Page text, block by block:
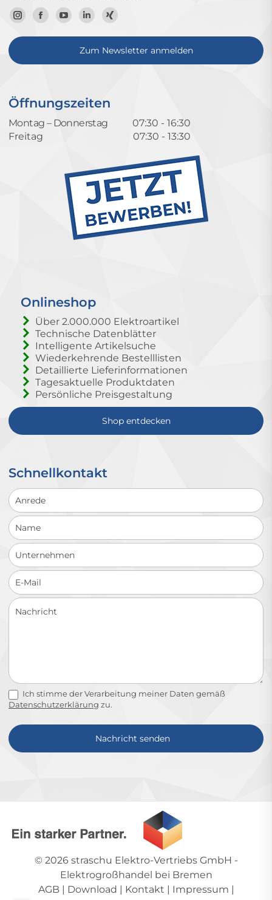
Zum
Instagram-
Zur
Facebook-
Zum
YouTube-
Kanal
Zum
LinkedIn-
Profil
Zum
Xing-
Profil
Zum Newsletter anmelden
Öffnungszeiten
Montag – Donnerstag
07:30 - 16:30
Freitag
07:30 - 13:30
Onlineshop
Über 2.000.000 Elektroartikel
Technische Datenblätter
Intelligente Artikelsuche
Wiederkehrende Bestelllisten
Detaillierte Lieferinformationen
Tagesaktuelle Produktdaten
Persönliche Preisgestaltung
Shop entdecken
Schnellkontakt
Schnellkontakt
Ich stimme der Verarbeitung meiner Daten gemäß
Datenschutzerklärung zu.
Nachricht senden
© 2026 straschu Elektro-Vertriebs GmbH -
Elektrogroßhandel bei Bremen
AGB | Download | Kontakt | Impressum |